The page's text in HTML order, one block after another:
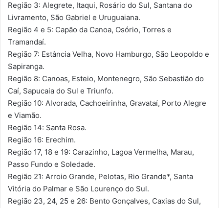
Região 3: Alegrete, Itaqui, Rosário do Sul, Santana do
Livramento, São Gabriel e Uruguaiana.
Região 4 e 5: Capão da Canoa, Osório, Torres e
Tramandaí.
Região 7: Estância Velha, Novo Hamburgo, São Leopoldo e
Sapiranga.
Região 8: Canoas, Esteio, Montenegro, São Sebastião do
Caí, Sapucaia do Sul e Triunfo.
Região 10: Alvorada, Cachoeirinha, Gravataí, Porto Alegre
e Viamão.
Região 14: Santa Rosa.
Região 16: Erechim.
Região 17, 18 e 19: Carazinho, Lagoa Vermelha, Marau,
Passo Fundo e Soledade.
Região 21: Arroio Grande, Pelotas, Rio Grande*, Santa
Vitória do Palmar e São Lourenço do Sul.
Região 23, 24, 25 e 26: Bento Gonçalves, Caxias do Sul,